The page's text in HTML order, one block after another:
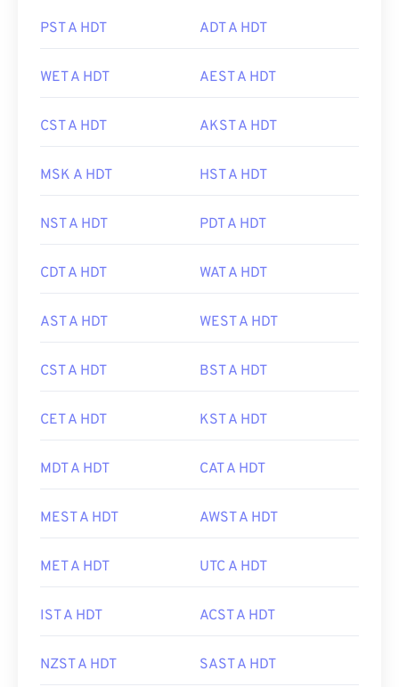
PST A HDT ADT A HDT
WET A HDT AEST A HDT
CST A HDT AKST A HDT
MSK A HDT HST A HDT
NST A HDT PDT A HDT
CDT A HDT WAT A HDT
AST A HDT WEST A HDT
CST A HDT BST A HDT
CET A HDT KST A HDT
MDT A HDT CAT A HDT
MEST A HDT AWST A HDT
MET A HDT UTC A HDT
IST A HDT ACST A HDT
NZST A HDT SAST A HDT